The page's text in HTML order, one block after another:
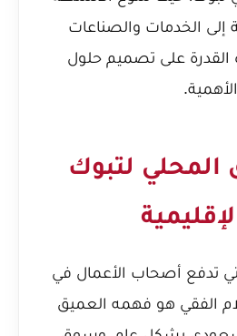
إلى الخدمات والصناعات
القدرة على تصميم حلول
لتبوك
تدفع أصحاب الأعمال في
الفقي هو فهمه العميق